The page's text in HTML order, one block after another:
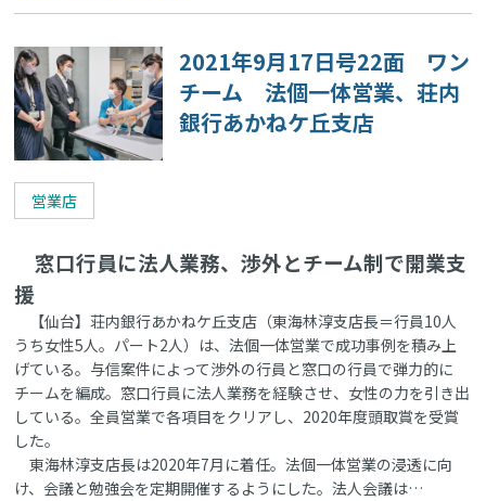
2021年9月17日号22面 ワン
チーム 法個一体営業、荘内
銀行あかねケ丘支店
営業店
窓口行員に法人業務、渉外とチーム制で開業支
援
【仙台】荘内銀行あかねケ丘支店（東海林淳支店長＝行員10人
うち女性5人。パート2人）は、法個一体営業で成功事例を積み上
げている。与信案件によって渉外の行員と窓口の行員で弾力的に
チームを編成。窓口行員に法人業務を経験させ、女性の力を引き出
している。全員営業で各項目をクリアし、2020年度頭取賞を受賞
した。
東海林淳支店長は2020年7月に着任。法個一体営業の浸透に向
け、会議と勉強会を定期開催するようにした。法人会議は…